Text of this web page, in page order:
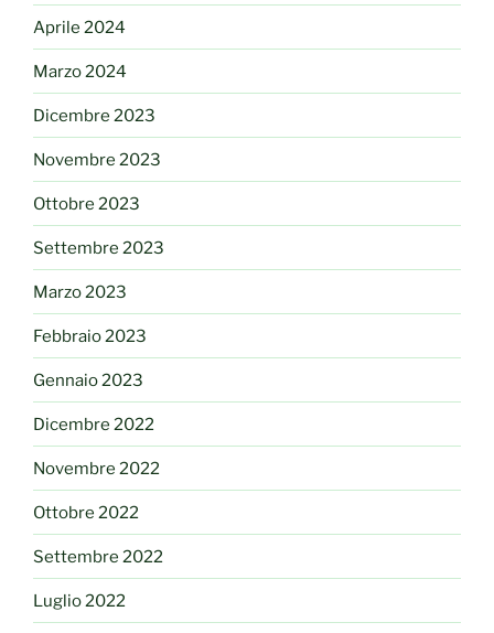
Aprile 2024
Marzo 2024
Dicembre 2023
Novembre 2023
Ottobre 2023
Settembre 2023
Marzo 2023
Febbraio 2023
Gennaio 2023
Dicembre 2022
Novembre 2022
Ottobre 2022
Settembre 2022
Luglio 2022